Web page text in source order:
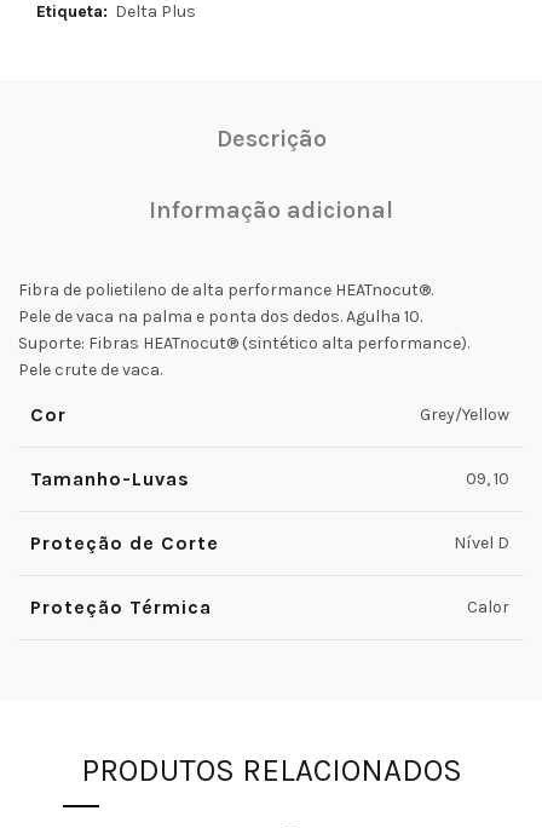
Etiqueta: Delta Plus
Descrição
Informação adicional
Fibra de polietileno de alta performance HEATnocut®.
Pele de vaca na palma e ponta dos dedos. Agulha 10.
Suporte: Fibras HEATnocut® (sintético alta performance).
Pele crute de vaca.
Cor Grey/Yellow
Tamanho-Luvas 09, 10
Proteção de Corte Nível D
Proteção Térmica Calor
PRODUTOS RELACIONADOS